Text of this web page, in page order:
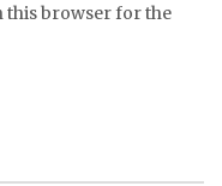
this browser for the